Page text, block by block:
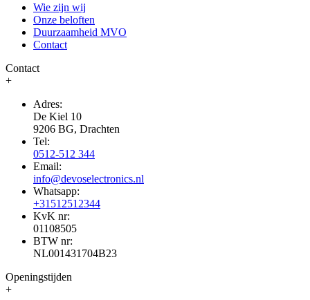
Wie zijn wij
Onze beloften
Duurzaamheid MVO
Contact
Contact
+
Adres:
De Kiel 10
9206 BG, Drachten
Tel:
0512-512 344
Email:
info@devoselectronics.nl
Whatsapp:
+31512512344
KvK nr:
01108505
BTW nr:
NL001431704B23
Openingstijden
+